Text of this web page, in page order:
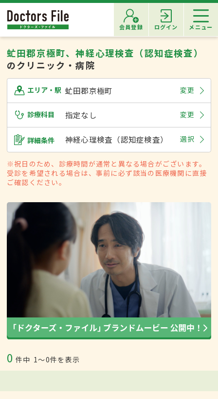
会員登録 ログイン メニュー
虻田郡京極町、神経心理検査（認知症検査）
のクリニック・病院
エリア・駅 虻田郡京極町 変更
診療科目 指定なし 変更
詳細条件 神経心理検査（認知症検査） 選択
※祝日のため、診療時間が通常と異なる場合がございます。
受診を希望される場合は、事前に必ず該当の医療機関に直接
ご確認ください。
0 件中 1〜0件を表示